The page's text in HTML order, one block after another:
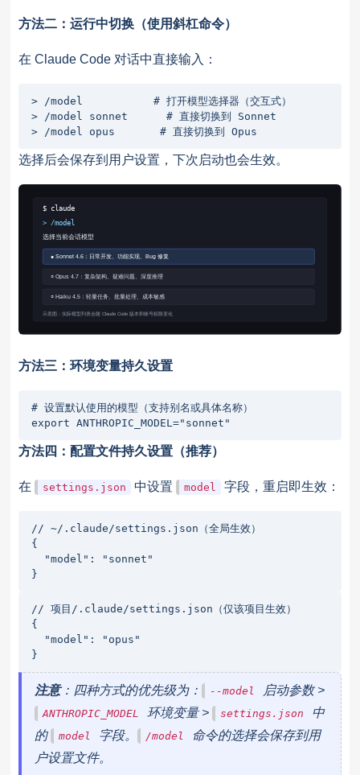
方法二：运行中切换（使用斜杠命令）
在 Claude Code 对话中直接输入：
> /model           # 打开模型选择器（交互式）
> /model sonnet      # 直接切换到 Sonnet
> /model opus       # 直接切换到 Opus
选择后会保存到用户设置，下次启动也会生效。
方法三：环境变量持久设置
# 设置默认使用的模型（支持别名或具体名称）
export ANTHROPIC_MODEL="sonnet"
方法四：配置文件持久设置（推荐）
在 settings.json 中设置 model 字段，重启即生效：
// ~/.claude/settings.json（全局生效）
{
"model": "sonnet"
}
// 项目/.claude/settings.json（仅该项目生效）
{
"model": "opus"
}
注意：四种方式的优先级为： --model 启动参数 >
ANTHROPIC_MODEL 环境变量 > settings.json
中
的
model 字段。 /model
命令的选择会保存到用
户设置文件。